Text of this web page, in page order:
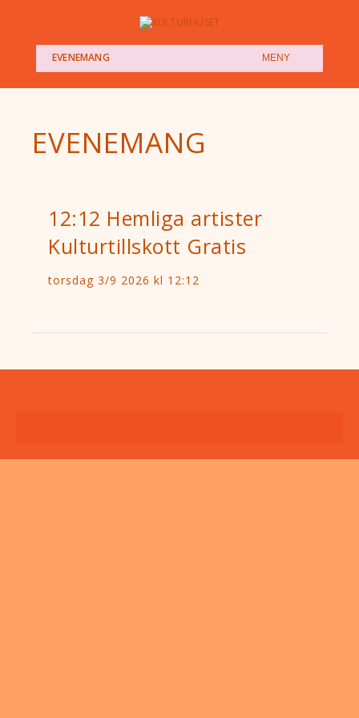
MENY
EVENEMANG
EVENEMANG
12:12 Hemliga artister
Kulturtillskott Gratis
torsdag 3/9 2026 kl 12:12